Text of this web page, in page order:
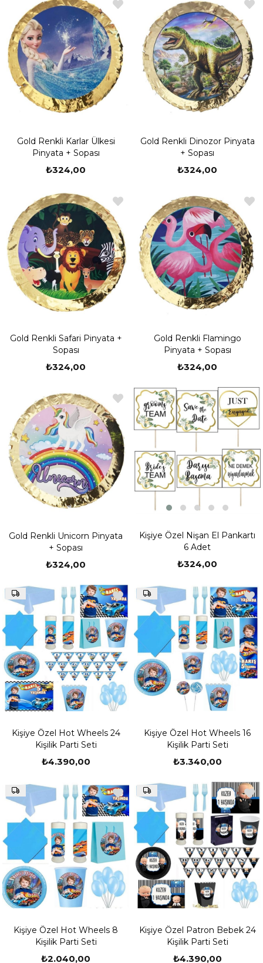
Gold Renkli Karlar Ülkesi
Pinyata + Sopası
₺324,00
Gold Renkli Dinozor Pinyata
+ Sopası
₺324,00
Gold Renkli Safari Pinyata +
Sopası
₺324,00
Gold Renkli Flamingo
Pinyata + Sopası
₺324,00
Gold Renkli Unicorn Pinyata
+ Sopası
₺324,00
Kişiye Özel Nişan El Pankartı
6 Adet
₺324,00
Kişiye Özel Hot Wheels 24
Kişilik Parti Seti
₺4.390,00
Kişiye Özel Hot Wheels 16
Kişilik Parti Seti
₺3.340,00
Kişiye Özel Hot Wheels 8
Kişilik Parti Seti
₺2.040,00
Kişiye Özel Patron Bebek 24
Kişilik Parti Seti
₺4.390,00